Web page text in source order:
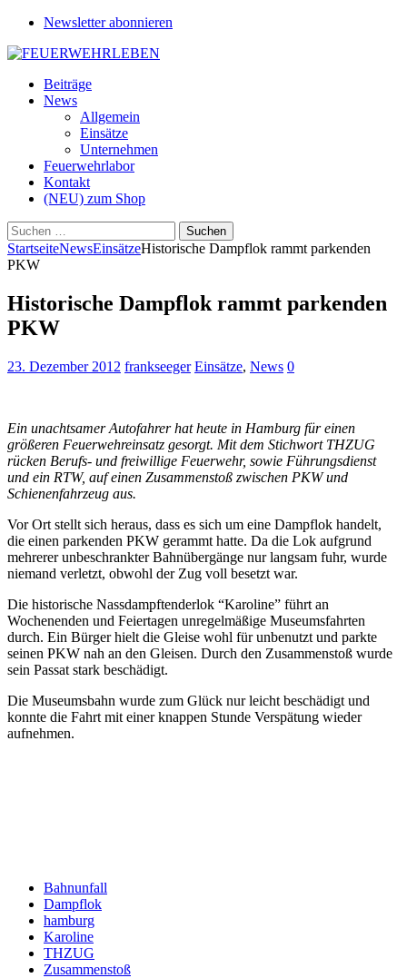
Newsletter abonnieren
Beiträge
News
Allgemein
Einsätze
Unternehmen
Feuerwehrlabor
Kontakt
(NEU) zum Shop
Suchen
nach:
StartseiteNewsEinsätzeHistorische Dampflok rammt parkenden
PKW
Historische Dampflok rammt parkenden
PKW
23. Dezember 2012 frankseeger Einsätze, News 0
Ein unachtsamer Autofahrer hat heute in Hamburg für einen
größeren Feuerwehreinsatz gesorgt. Mit dem Stichwort THZUG
rücken Berufs- und freiwillige Feuerwehr, sowie Führungsdienst
und ein RTW, auf einen Zusammenstoß zwischen PKW und
Schienenfahrzeug aus.
Vor Ort stellt sich heraus, dass es sich um eine Dampflok handelt,
die einen parkenden PKW gerammt hatte. Da die Lok aufgrund
mehrerer unbeschrankter Bahnübergänge nur langsam fuhr, wurde
niemand verletzt, obwohl der Zug voll besetzt war.
Die historische Nassdampftenderlok “Karoline” führt an
Wochenenden und Feiertagen unregelmäßige Museumsfahrten
durch. Ein Bürger hielt die Gleise wohl für unbenutzt und parkte
seinen PKW nah an den Gleisen. Durch den Zusammenstoß wurde
sein Passat stark beschädigt.
Die Museumsbahn wurde zum Glück nur leicht beschädigt und
konnte die Fahrt mit einer knappen Stunde Verspätung wieder
aufnehmen.
Bahnunfall
Dampflok
hamburg
Karoline
THZUG
Zusammenstoß